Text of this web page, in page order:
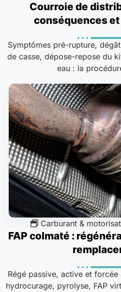
Courroie de
conséquences
Symptômes pré-rupture,
de casse, dépose-repose du
eau : la
Carburant &
FAP colmaté :
Régé passive, active et
hydrocurage, pyrolyse, FAP